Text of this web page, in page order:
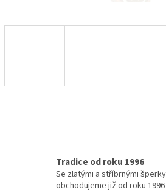
Tradice od roku 1996
Se zlatými a stříbrnými šperky
obchodujeme již od roku 1996